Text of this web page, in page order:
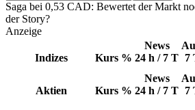
Saga bei 0,53 CAD: Bewertet der Markt
der Story?
Anzeige
Indizes Kurs %
News
24 h / 7 T 7
Aktien Kurs %
News
24 h / 7 T 7